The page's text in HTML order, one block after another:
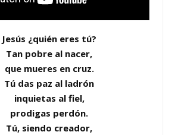
Jesús ¿quién eres tú?
Tan pobre al nacer,
que mueres en cruz.
Tú das paz al ladrón
inquietas al fiel,
prodigas perdón.
Tú, siendo creador,